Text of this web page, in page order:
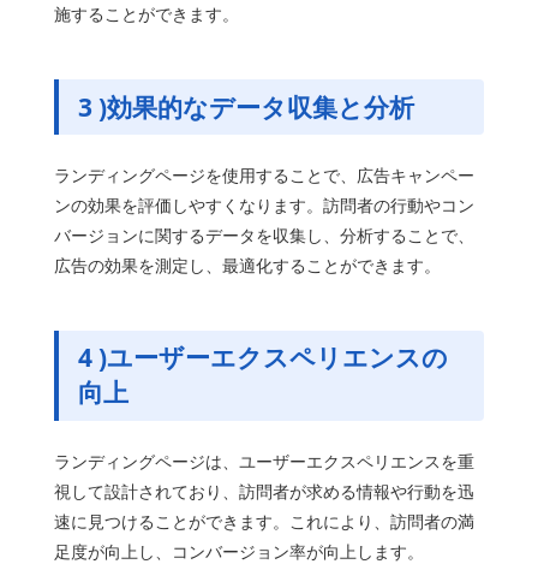
施することができます。
3 )効果的なデータ収集と分析
ランディングページを使用することで、広告キャンペー
ンの効果を評価しやすくなります。訪問者の行動やコン
バージョンに関するデータを収集し、分析することで、
広告の効果を測定し、最適化することができます。
4 )ユーザーエクスペリエンスの
向上
ランディングページは、ユーザーエクスペリエンスを重
視して設計されており、訪問者が求める情報や行動を迅
速に見つけることができます。これにより、訪問者の満
足度が向上し、コンバージョン率が向上します。